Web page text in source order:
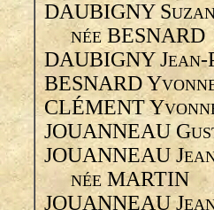
DAUBIGNY S
NÉEBESNARD
DAUBIGNY JEAN-
BESNARD Y
CLÉMENT Y
JOUANNEAU G
JOUANNEAU J
NÉEMARTIN
JOUANNEAU J